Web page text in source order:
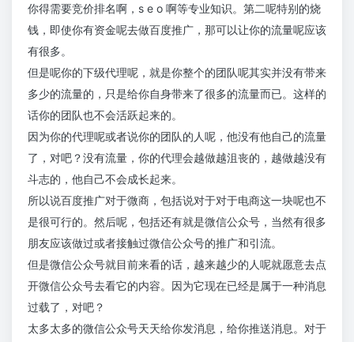
你得需要竞价排名啊，s e o 啊等专业知识。第二呢特别的烧
钱，即使你有资金呢去做百度推广，那可以让你的流量呢应该
有很多。
但是呢你的下级代理呢，就是你整个的团队呢其实并没有带来
多少的流量的，只是给你自身带来了很多的流量而已。这样的
话你的团队也不会活跃起来的。
因为你的代理呢或者说你的团队的人呢，他没有他自己的流量
了，对吧？没有流量，你的代理会越做越沮丧的，越做越没有
斗志的，他自己不会成长起来。
所以说百度推广对于微商，包括说对于对于电商这一块呢也不
是很可行的。然后呢，包括还有就是微信公众号，当然有很多
朋友应该做过或者接触过微信公众号的推广和引流。
但是微信公众号就目前来看的话，越来越少的人呢就愿意去点
开微信公众号去看它的内容。因为它现在已经是属于一种消息
过载了，对吧？
太多太多的微信公众号天天给你发消息，给你推送消息。对于